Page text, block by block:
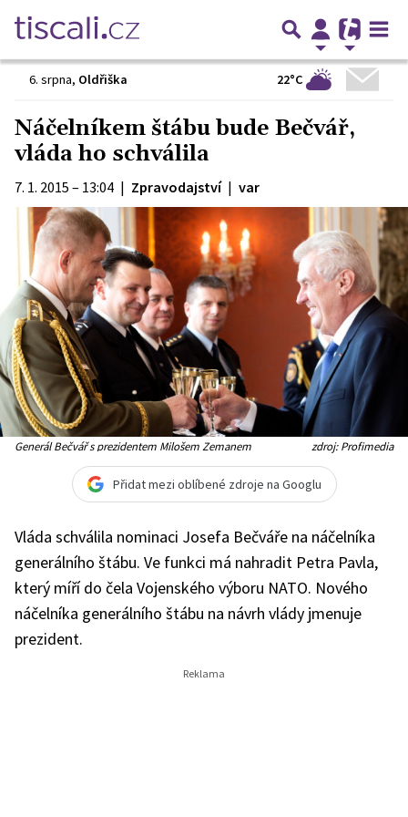
6. srpna, Oldřiška 22°C
Náčelníkem štábu bude Bečvář,
vláda ho schválila
7. 1. 2015 – 13:04 | Zpravodajství | var
Generál Bečvář s prezidentem Milošem Zemanem zdroj: Profimedia
Přidat mezi oblíbené zdroje na Googlu
Vláda schválila nominaci Josefa Bečváře na náčelníka
generálního štábu. Ve funkci má nahradit Petra Pavla,
který míří do čela Vojenského výboru NATO. Nového
náčelníka generálního štábu na návrh vlády jmenuje
prezident.